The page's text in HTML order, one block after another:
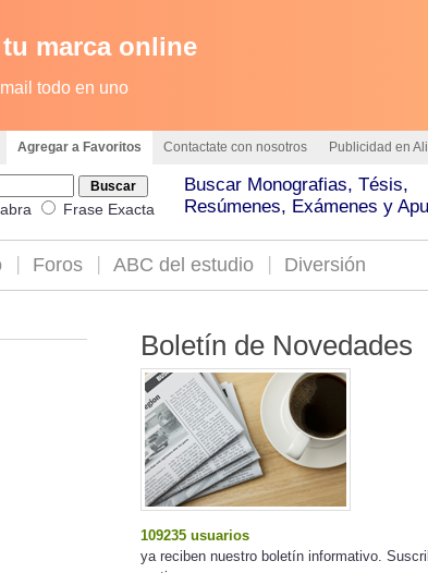
marca online
todo en uno
Agregar a Favoritos Contactate con nosotros Publicidad en
Frase Exacta
Buscar Monografias, Tésis,
Resúmenes, Exámenes y
Foros ABC del estudio Diversión
Boletín de Novedades
109235 usuarios
ya reciben nuestro boletín informativo.